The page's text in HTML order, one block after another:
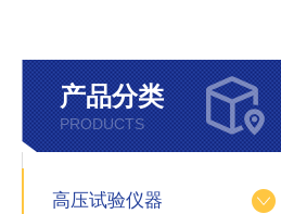
产品分类
PRODUCTS
高压试验仪器